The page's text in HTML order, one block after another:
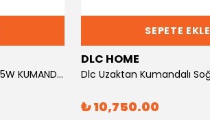
DLC KULE TİPİ VANTİLATÖR 75W KUMANDALI
SEPETE EKLE
DLC HOME
₺ 10,750.00